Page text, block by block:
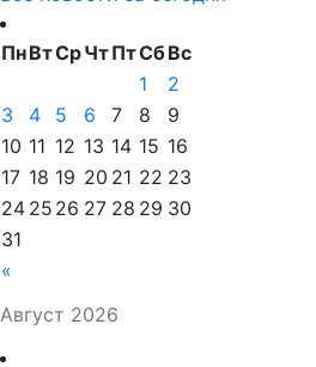
Август 2026
ПнВтСрЧтПтСбВс
«
1
2
3
4 5 6 7 8
9
10 11 12 13 14 15 16
17 18 19 20 21 22 23
24 25 26 27 28 29 30
31